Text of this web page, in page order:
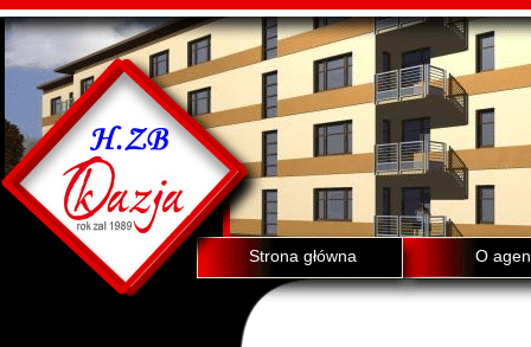
Strona główna O